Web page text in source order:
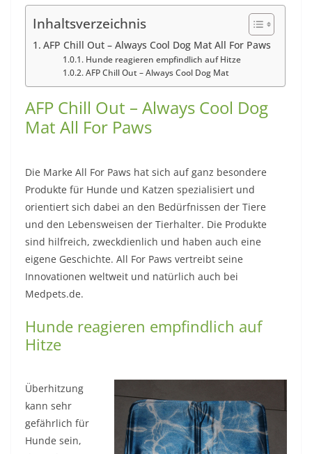
Inhaltsverzeichnis
AFP Chill Out – Always Cool Dog Mat All For Paws
Hunde reagieren empfindlich auf Hitze
AFP Chill Out – Always Cool Dog Mat
AFP Chill Out – Always Cool Dog
Mat All For Paws
Die Marke All For Paws hat sich auf ganz besondere
Produkte für Hunde und Katzen spezialisiert und
orientiert sich dabei an den Bedürfnissen der Tiere
und den Lebensweisen der Tierhalter. Die Produkte
sind hilfreich, zweckdienlich und haben auch eine
eigene Geschichte. All For Paws vertreibt seine
Innovationen weltweit und natürlich auch bei
Medpets.de.
Hunde reagieren empfindlich auf
Hitze
Überhitzung
kann sehr
gefährlich für
Hunde sein,